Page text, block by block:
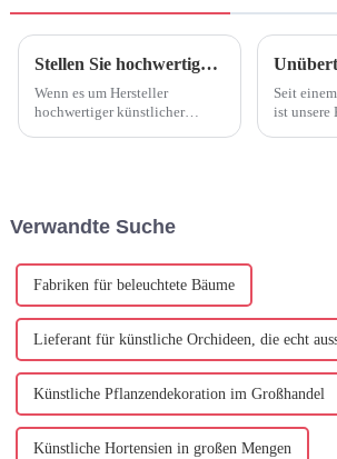
Stellen Sie hochwertige Hersteller von künstlichen Lotusblumen vor
Wenn es um Hersteller
hochwertiger künstlicher
Vordergrund. Diese Hersteller
von künstlichem Licht...
Seit
ist unsere
Verwandte Suche
Fabriken für beleuchtete Bäume
Lieferant für künstliche Orchideen, die echt
Künstliche Pflanzendekoration im Großhandel
Künstliche Hortensien in großen Mengen